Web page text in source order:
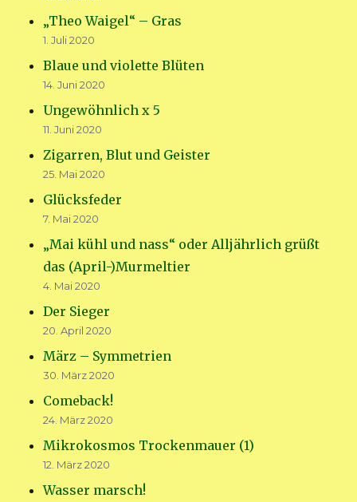
„Theo Waigel“ – Gras
1. Juli 2020
Blaue und violette Blüten
14. Juni 2020
Ungewöhnlich x 5
11. Juni 2020
Zigarren, Blut und Geister
25. Mai 2020
Glücksfeder
7. Mai 2020
„Mai kühl und nass“ oder Alljährlich grüßt
das (April-)Murmeltier
4. Mai 2020
Der Sieger
20. April 2020
März – Symmetrien
30. März 2020
Comeback!
24. März 2020
Mikrokosmos Trockenmauer (1)
12. März 2020
Wasser marsch!